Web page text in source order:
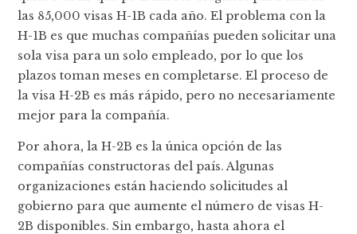
las 85,000 visas H-1B cada año. El problema con la
H-1B es que muchas compañías pueden solicitar una
sola visa para un solo empleado, por lo que los
plazos toman meses en completarse. El proceso de
la visa H-2B es más rápido, pero no necesariamente
mejor para la compañía.
Por ahora, la H-2B es la única opción de las
compañías constructoras del país. Algunas
organizaciones están haciendo solicitudes al
gobierno para que aumente el número de visas H-
2B disponibles. Sin embargo, hasta ahora el